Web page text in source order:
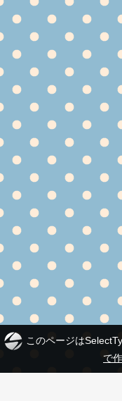
このページは
で